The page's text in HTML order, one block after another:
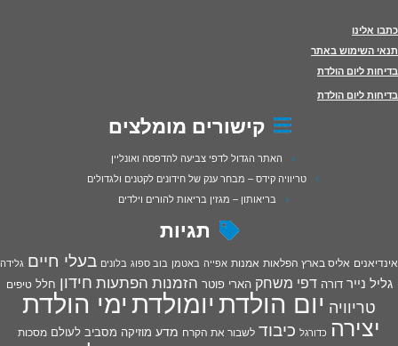
כתבו אלינו
תנאי השימוש באתר
בדיחות ליום הולדת
בדיחות ליום הולדת
קישורים מומלצים
האתר הגדול לדפי צביעה להדפסה ואונליין
טריוויה קידס – מבחר ענק של חידונים לקטנים ולגדולים
בריאותון – מגזין בריאות להורים וילדים
תגיות
אינדיאנים אליס בארץ הפלאות אמנות אפייה באטמן בוב ספוג בלונים בעלי חיים גלידה
גליל נייר דורה דפי משחק הארי פוטר הזמנות הפתעות חידון חלל טיפים
טריוויה יום הולדתיומולדתימי הולדת
יצירה כדורגל כיבוד לשבור את הקרח מדע מוזיקה מסביב לעולם מסכות